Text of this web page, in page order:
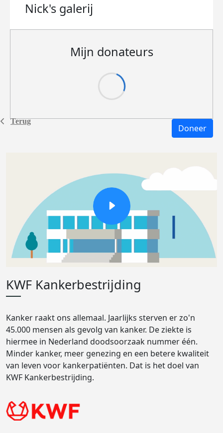
Terug
Nick's galerij
Mijn donateurs
Doneer
KWF Kankerbestrijding
Kanker raakt ons allemaal. Jaarlijks sterven er zo'n
45.000 mensen als gevolg van kanker. De ziekte is
hiermee in Nederland doodsoorzaak nummer één.
Minder kanker, meer genezing en een betere kwaliteit
van leven voor kankerpatiënten. Dat is het doel van
KWF Kankerbestrijding.